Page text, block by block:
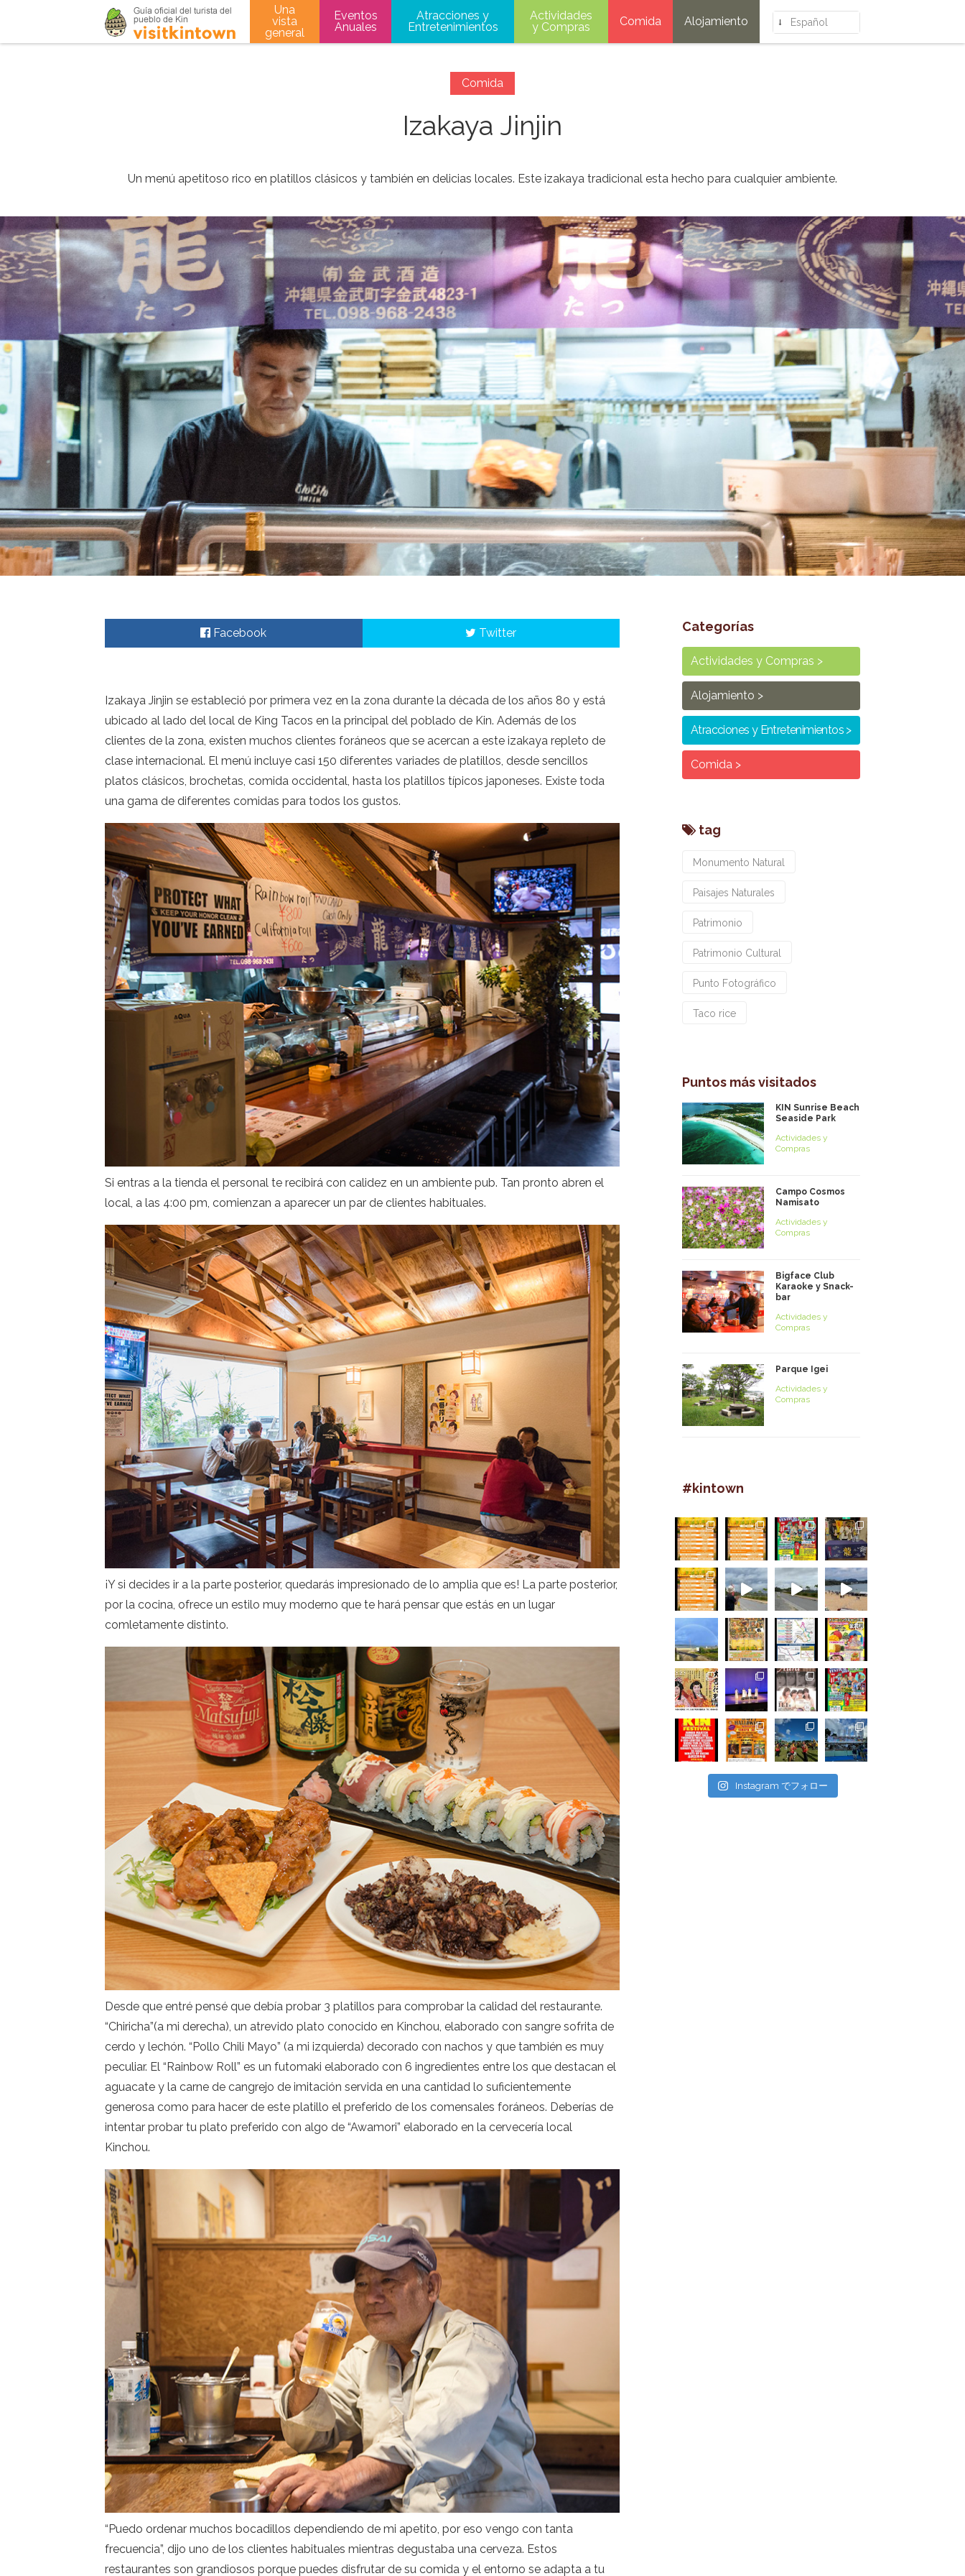
Una
vista
general
Eventos
Anuales
Atracciones y
Entretenimientos
Actividades
y Compras
Comida Alojamiento Español
Comida
Izakaya Jinjin
Un menú apetitoso rico en platillos clásicos y también en delicias locales. Este izakaya tradicional esta hecho para cualquier ambiente.
Facebook Twitter
Izakaya Jinjin se estableció por primera vez en la zona durante la década de los años 80 y está
ubicado al lado del local de King Tacos en la principal del poblado de Kin. Además de los
clientes de la zona, existen muchos clientes foráneos que se acercan a este izakaya repleto de
clase internacional. El menú incluye casi 150 diferentes variades de platillos, desde sencillos
platos clásicos, brochetas, comida occidental, hasta los platillos típicos japoneses. Existe toda
una gama de diferentes comidas para todos los gustos.
Si entras a la tienda el personal te recibirá con calidez en un ambiente pub. Tan pronto abren el
local, a las 4:00 pm, comienzan a aparecer un par de clientes habituales.
¡Y si decides ir a la parte posterior, quedarás impresionado de lo amplia que es! La parte posterior,
por la cocina, ofrece un estilo muy moderno que te hará pensar que estás en un lugar
comletamente distinto.
Desde que entré pensé que debía probar 3 platillos para comprobar la calidad del restaurante.
“Chiricha”(a mi derecha), un atrevido plato conocido en Kinchou, elaborado con sangre sofrita de
cerdo y lechón. “Pollo Chili Mayo” (a mi izquierda) decorado con nachos y que también es muy
peculiar. El “Rainbow Roll” es un futomaki elaborado con 6 ingredientes entre los que destacan el
aguacate y la carne de cangrejo de imitación servida en una cantidad lo suficientemente
generosa como para hacer de este platillo el preferido de los comensales foráneos. Deberías de
intentar probar tu plato preferido con algo de “Awamori” elaborado en la cervecería local
Kinchou.
“Puedo ordenar muchos bocadillos dependiendo de mi apetito, por eso vengo con tanta
frecuencia”, dijo uno de los clientes habituales mientras degustaba una cerveza. Estos
restaurantes son grandiosos porque puedes disfrutar de su comida y el entorno se adapta a tu
Categorías
Actividades y Compras
Alojamiento
Atracciones y Entretenimientos
Comida
tag
Monumento Natural
Paisajes Naturales
Patrimonio
Patrimonio Cultural
Punto Fotográfico
Taco rice
Puntos más visitados
KIN Sunrise Beach
Seaside Park
Actividades y
Compras
Campo Cosmos
Namisato
Actividades y
Compras
Bigface Club
Karaoke y Snack-
bar
Actividades y
Compras
Parque Igei
Actividades y
Compras
#kintown
Instagram でフォロー